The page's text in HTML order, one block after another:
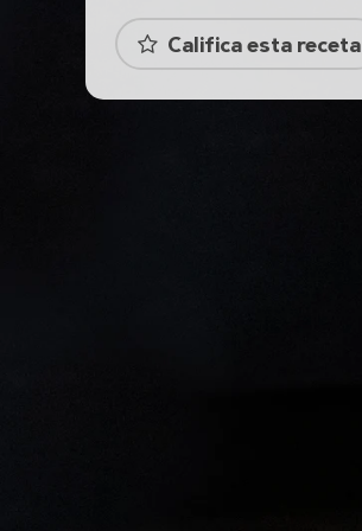
Califica esta receta